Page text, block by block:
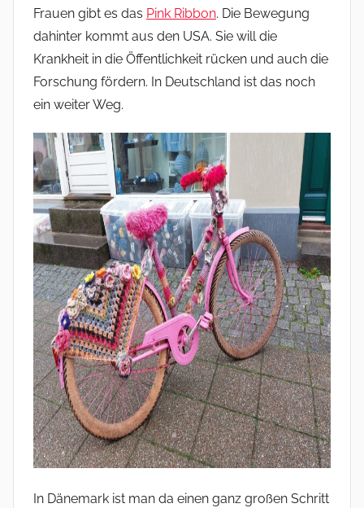
Frauen gibt es das Pink Ribbon. Die Bewegung
dahinter kommt aus den USA. Sie will die
Krankheit in die Öffentlichkeit rücken und auch die
Forschung fördern. In Deutschland ist das noch
ein weiter Weg.
In Dänemark ist man da einen ganz großen Schritt